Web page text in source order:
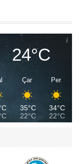
24°C
Çar
35°C
22°C
Per
34°C
22°C